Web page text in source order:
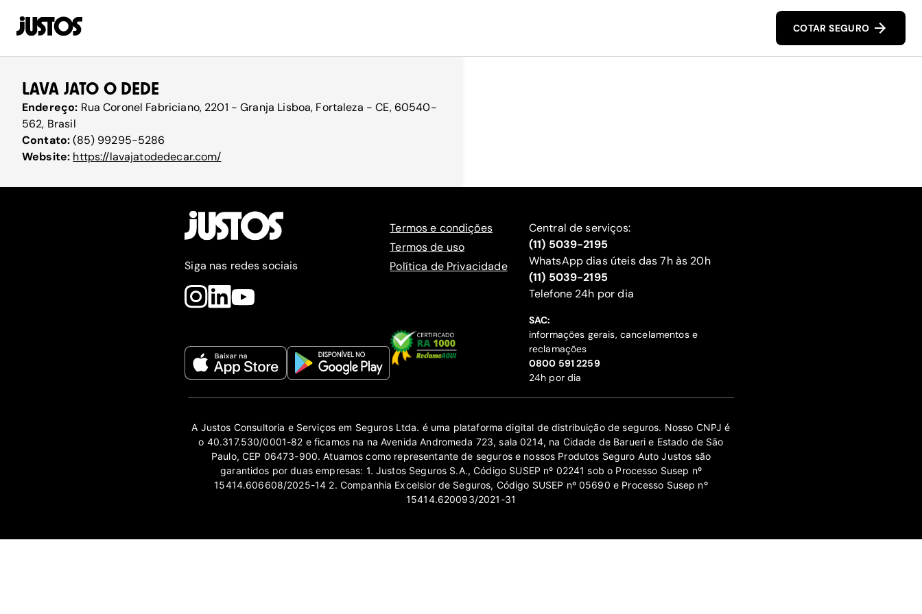
COTAR SEGURO
LAVA JATO O DEDE
Endereço: Rua Coronel Fabriciano, 2201 - Granja Lisboa, Fortaleza - CE, 60540-
562, Brasil
Contato:(85) 99295-5286
Website: https://lavajatodedecar.com/
Siga nas redes sociais
Termos e condições
Termos de uso
Política de Privacidade
Central de serviços:
(11) 5039-2195
WhatsApp dias úteis das 7h às 20h
(11) 5039-2195
‍Telefone 24h por dia
SAC:
informações gerais, cancelamentos e
reclamações
‍0800 591 2259
24h por dia
A Justos Consultoria e Serviços em Seguros Ltda. é uma plataforma digital de distribuição de seguros. Nosso CNPJ é
o 40.317.530/0001-82 e ficamos na na Avenida Andromeda 723, sala 0214, na Cidade de Barueri e Estado de São
Paulo, CEP 06473-900. Atuamos como representante de seguros e nossos Produtos Seguro Auto Justos são
garantidos por duas empresas: 1. Justos Seguros S.A., Código SUSEP nº 02241 sob o Processo Susep nº
15414.606608/2025-14 2. Companhia Excelsior de Seguros, Código SUSEP nº 05690 e Processo Susep nº
15414.620093/2021-31